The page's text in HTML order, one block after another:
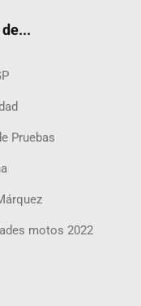
Pruebas
motos 2022